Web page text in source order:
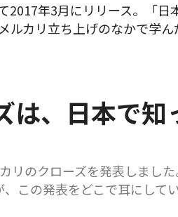
2017年3月にリリース。「日
ルカリ立ち上げのなかで学
は、日本で知
リのクローズを発表しまし
この発表をどこで耳にして